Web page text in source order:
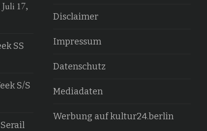
Juli 17,
SS
S/S
Disclaimer
Impressum
Datenschutz
Mediadaten
Werbung auf kultur24.berlin